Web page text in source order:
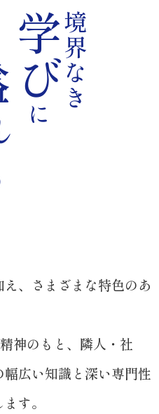
境界なき
学び
に
、 さまざまな特色のあ
のもと、 隣人・社
幅広い知識と深い専門性
す。